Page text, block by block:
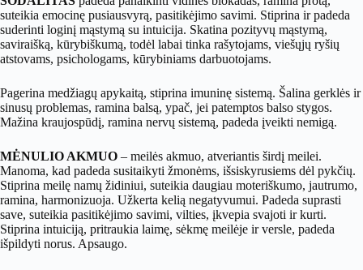
suteikia emocinę pusiausvyrą, pasitikėjimo savimi. Stiprina ir padeda
suderinti loginį mąstymą su intuicija. Skatina pozityvų mąstymą,
saviraišką, kūrybiškumą, todėl labai tinka rašytojams, viešųjų ryšių
atstovams, psichologams, kūrybiniams darbuotojams.
Pagerina medžiagų apykaitą, stiprina imuninę sistemą. Šalina gerklės ir
sinusų problemas, ramina balsą, ypač, jei patemptos balso stygos.
Mažina kraujospūdį, ramina nervų sistemą, padeda įveikti nemigą.
MĖNULIO AKMUO – meilės akmuo, atveriantis širdį meilei.
Manoma, kad padeda susitaikyti žmonėms, išsiskyrusiems dėl pykčių.
Stiprina meilę namų židiniui, suteikia daugiau moteriškumo, jautrumo,
ramina, harmonizuoja. Užkerta kelią negatyvumui. Padeda suprasti
save, suteikia pasitikėjimo savimi, vilties, įkvepia svajoti ir kurti.
Stiprina intuiciją, pritraukia laimę, sėkmę meilėje ir versle, padeda
išpildyti norus. Apsaugo.